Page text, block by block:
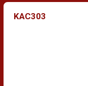
KAC303